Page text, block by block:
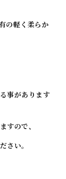
の軽く柔らか
事があります
すので、
さい。